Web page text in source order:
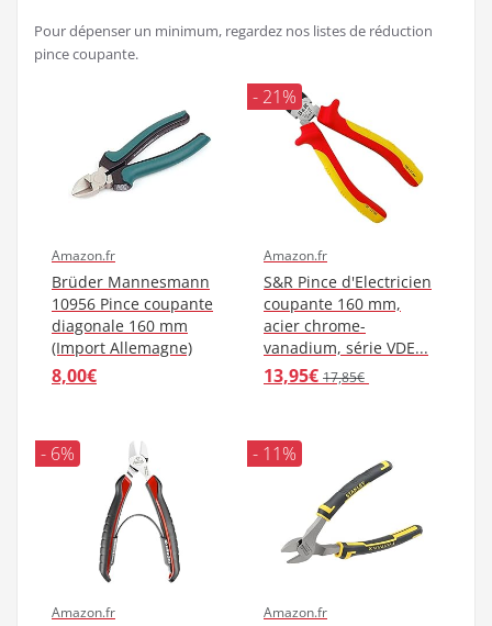
Pour dépenser un minimum, regardez nos listes de réduction
pince coupante.
Amazon.fr
Brüder Mannesmann
10956 Pince coupante
diagonale 160 mm
(Import Allemagne)
8,00€
- 21%
Amazon.fr
S&R Pince d'Electricien
coupante 160 mm,
acier chrome-
vanadium, série VDE...
13,95€ 17,85€
- 6%
Amazon.fr
- 11%
Amazon.fr